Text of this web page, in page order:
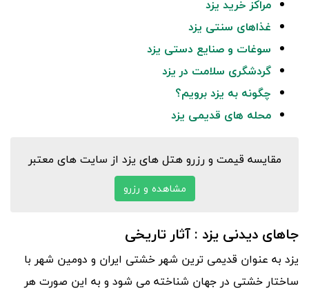
مراکز خرید یزد
غذاهای سنتی یزد
سوغات و صنایع دستی یزد
گردشگری سلامت در یزد
چگونه به یزد برویم؟
محله های قدیمی یزد
مقایسه قیمت و رزرو هتل های یزد از سایت های معتبر
مشاهده و رزرو
جاهای دیدنی یزد : آثار تاریخی
یزد به عنوان قدیمی ترین شهر خشتی ایران و دومین شهر با
ساختار خشتی در جهان شناخته می شود و به این صورت هر